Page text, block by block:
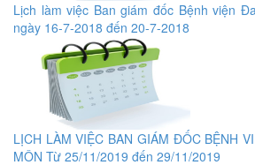
Lịch làm việc Ban giám đốc Bệnh viện
ngày 16-7-2018 đến 20-7-2018
LỊCH LÀM VIỆC BAN GIÁM ĐỐC BỆNH
MÔN Từ 25/11/2019 đến 29/11/2019